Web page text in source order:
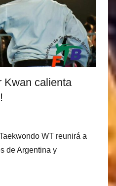
Kwan calienta
WT reunirá a
de Argentina y